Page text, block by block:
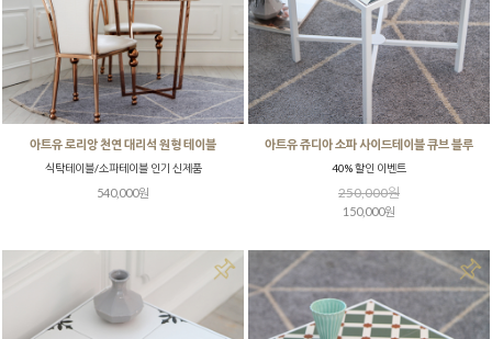
아트유 로리앙 천연 대리석 원형 테이블
식탁테이블/소파테이블 인기 신제품
540,000원
아트유 쥬디아 소파 사이드테이블 큐브 블루
40% 할인 이벤트
250,000원
150,000원